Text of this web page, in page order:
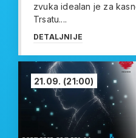
zvuka idealan je za
Trsatu....
DETALJNIJE
21.09. (21:00)